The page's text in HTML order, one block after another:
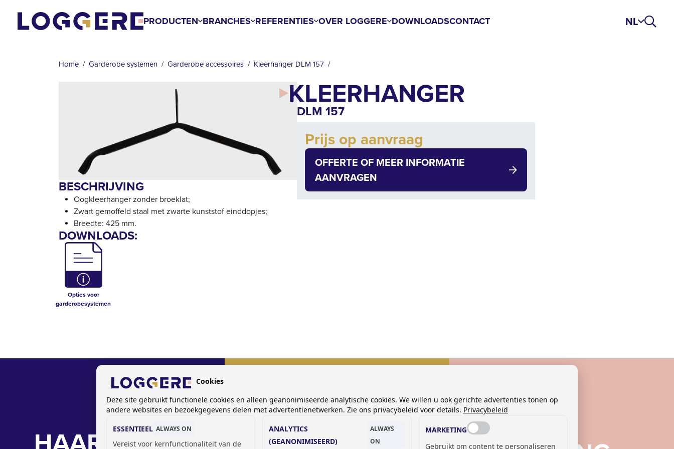
PRODUCTEN BRANCHES REFERENTIES OVER LOGGERE DOWNLOADSCONTACT NL
Home Garderobe systemen Garderobe accessoires Kleerhanger DLM 157
BESCHRIJVING
Oogkleerhanger zonder broeklat;
Zwart gemoffeld staal met zwarte kunststof einddopjes;
Breedte: 425 mm.
DOWNLOADS:
Opties voor
garderobesystemen
KLEERHANGER
DLM 157
Quantity
Add to cart
Prijs op aanvraag
OFFERTE OF MEER INFORMATIE
AANVRAGEN
Cookies
Deze site gebruikt functionele cookies en alleen geanonimiseerde analytische cookies. We willen u ook gerichte advertenties tonen op
andere websites en bezoekgegevens delen met advertentienetwerken. Zie ons privacybeleid voor details. Privacybeleid
ESSENTIEEL ALWAYS ON
Vereist voor kernfunctionaliteit van de
ANALYTICS
(GEANONIMISEERD)
ALWAYS
ON
MARKETING
Gebruikt om content te personaliseren